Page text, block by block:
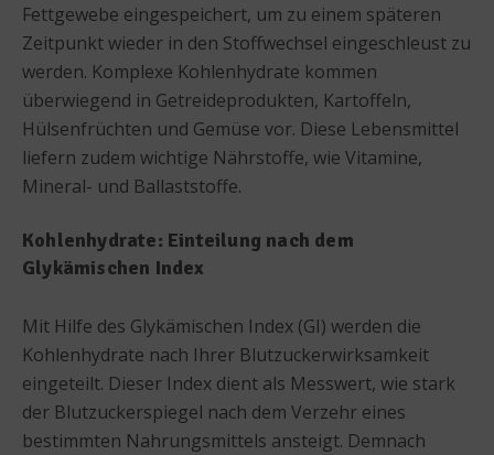
Fettgewebe eingespeichert, um zu einem späteren
Zeitpunkt wieder in den Stoffwechsel eingeschleust zu
werden. Komplexe Kohlenhydrate kommen
überwiegend in Getreideprodukten, Kartoffeln,
Hülsenfrüchten und Gemüse vor. Diese Lebensmittel
liefern zudem wichtige Nährstoffe, wie Vitamine,
Mineral- und Ballaststoffe.
Kohlenhydrate: Einteilung nach dem
Glykämischen Index
Mit Hilfe des Glykämischen Index (GI) werden die
Kohlenhydrate nach Ihrer Blutzuckerwirksamkeit
eingeteilt. Dieser Index dient als Messwert, wie stark
der Blutzuckerspiegel nach dem Verzehr eines
bestimmten Nahrungsmittels ansteigt. Demnach